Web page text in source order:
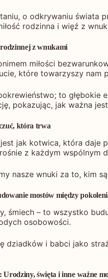
o odkrywaniu świata
rodzinna i więź z
z wnukami
miłości
które towarzyszy nam
to głębokie
pokazując, jak ważna
która trwa
jak kotwica, która daje
z każdym wspólnym
nasze wnuki za to, kim
mostów między
śmiech – to wszystko
osobowości.
dziadków i babci jako
święta i inne ważne